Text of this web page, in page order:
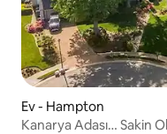
Ev - Hampton
Kanarya Adası… Sakin